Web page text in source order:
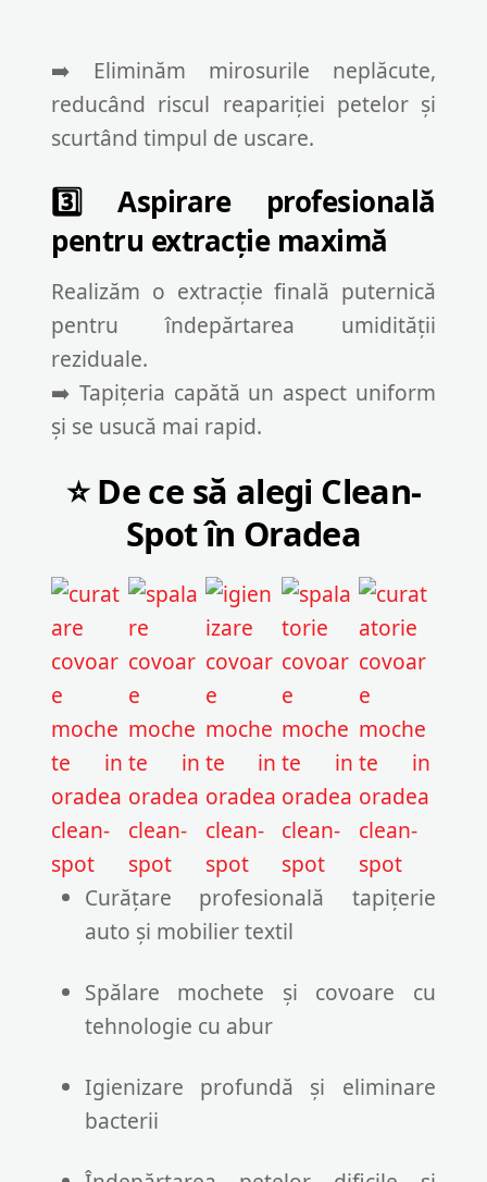
➡️ Eliminăm mirosurile neplăcute,
reducând riscul reapariției petelor și
scurtând timpul de uscare.
3️⃣ Aspirare profesională
pentru extracție maximă
Realizăm o extracție finală puternică
pentru îndepărtarea umidității
reziduale.
➡️ Tapițeria capătă un aspect uniform
și se usucă mai rapid.
⭐ De ce să alegi Clean-
Spot în Oradea
Curățare profesională tapițerie
auto și mobilier textil
Spălare mochete și covoare cu
tehnologie cu abur
Igienizare profundă și eliminare
bacterii